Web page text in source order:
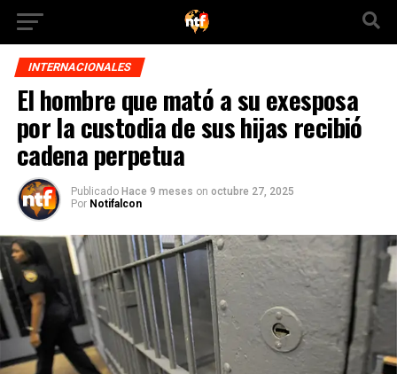
INTERNACIONALES
El hombre que mató a su exesposa
por la custodia de sus hijas recibió
cadena perpetua
Publicado Hace 9 meses on octubre 27, 2025
Por Notifalcon